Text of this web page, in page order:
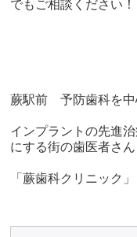
でもご相談ください！
蕨駅前 予防歯科を
インプラントの先進
にする街の歯医者さん
「蕨歯科クリニック」